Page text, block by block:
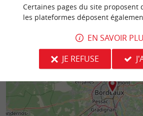
Certaines pages du site proposent
les plateformes déposent
EN SAVOIR
JE REFUSE